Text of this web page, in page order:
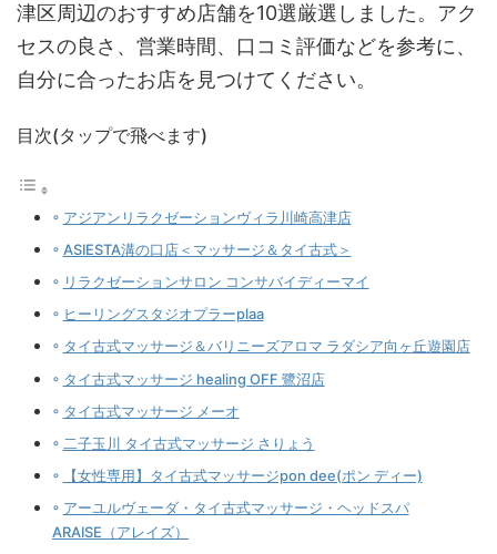
津区周辺のおすすめ店舗を10選厳選しました。アク
セスの良さ、営業時間、口コミ評価などを参考に、
自分に合ったお店を見つけてください。
目次(タップで飛べます)
アジアンリラクゼーションヴィラ川崎高津店
ASIESTA溝の口店＜マッサージ＆タイ古式＞
リラクゼーションサロン コンサバイディーマイ
ヒーリングスタジオプラーplaa
タイ古式マッサージ＆バリニーズアロマ ラダシア向ヶ丘遊園店
タイ古式マッサージ healing OFF 鷺沼店
タイ古式マッサージ メーオ
二子玉川 タイ古式マッサージ さりょう
【女性専用】タイ古式マッサージpon dee(ポン ディー)
アーユルヴェーダ・タイ古式マッサージ・ヘッドスパ
ARAISE（アレイズ）